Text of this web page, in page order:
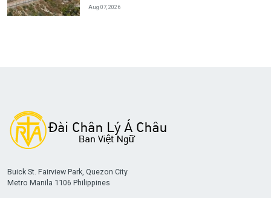
Aug 07, 2026
Buick St. Fairview Park, Quezon City
Metro Manila 1106 Philippines